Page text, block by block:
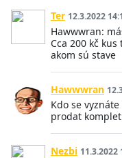
Ter 12.3.2022
Hawwwran:
Cca 200 kč
akom sú stave
Hawwwran
Kdo se
prodat komplet
Nezbi 11.3.2022